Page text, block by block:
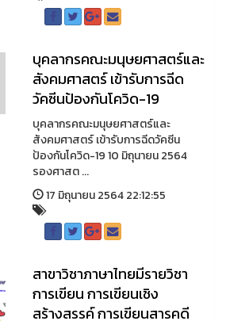
บุคลากรคณะมนุษยศาสตร์และ
สังคมศาสตร์ เข้ารับการฉีด
วัคซีนป้องกันโควิด-19
บุคลากรคณะมนุษยศาสตร์และ
สังคมศาสตร์ เข้ารับการฉีดวัคซีน
ป้องกันโควิด-19 10 มิถุนายน 2564
รองศาสต ...
17 มิถุนายน 2564 22:12:55
สาขาวิชาภาษาไทยมีรายวิชา
การเขียน การเขียนเชิง
สร้างสรรค์ การเขียนสารคดี